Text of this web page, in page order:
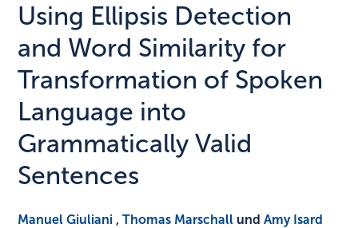
Using Ellipsis Detection
and Word Similarity for
Transformation of Spoken
Language into
Grammatically Valid
Sentences
Manuel Giuliani ,Thomas Marschall undAmy Isard